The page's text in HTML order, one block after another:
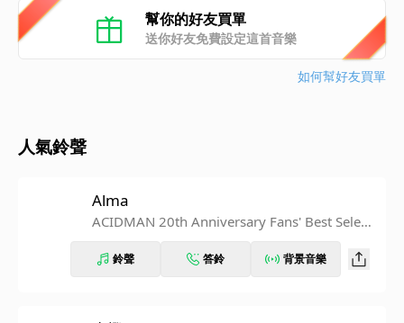
幫你的好友買單
送你好友免費設定這首音樂
如何幫好友買單
人氣鈴聲
Alma
ACIDMAN 20th Anniversary Fans' Best Selecti
鈴聲 答鈴 背景音樂